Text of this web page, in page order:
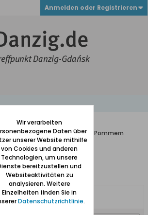
Anmelden oder Registrieren
/ Ost- u. Westpreußen, Pommern
nach Hel
Hel
Wir verarbeiten
Daten über
unserer Website mithilfe
von Cookies und anderen
Technologien, um unsere
bereitzustellen und
Websiteaktivitäten zu
analysieren. Weitere
Einzelheiten finden Sie in
Datenschutzrichtlinie.